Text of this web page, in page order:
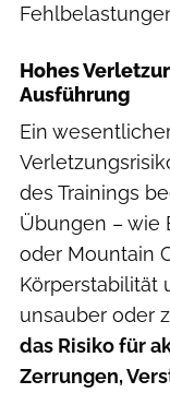
Hohes
Ausführung
Ein
des Trainings
Übungen – wie
oder Mountain
Körperstabilität
unsauber oder
das Risiko für
Zerrungen,